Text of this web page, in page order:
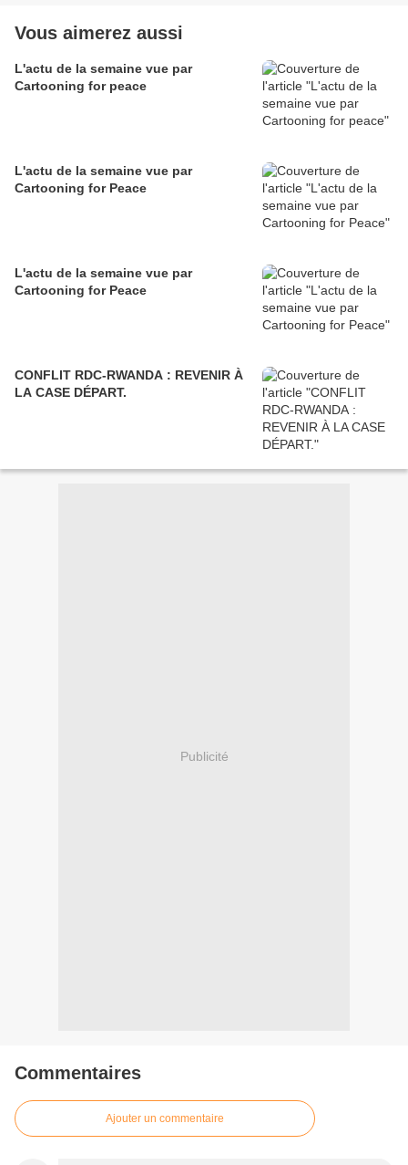
Vous aimerez aussi
L'actu de la semaine vue par
Cartooning for peace
L'actu de la semaine vue par
Cartooning for Peace
L'actu de la semaine vue par
Cartooning for Peace
CONFLIT RDC-RWANDA : REVENIR À
LA CASE DÉPART.
Publicité
Commentaires
Ajouter un commentaire